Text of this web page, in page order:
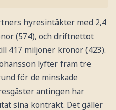
hyresintäkter med 2,4
(574), och driftnettot
417 miljoner kronor (423).
lyfter fram tre
för de minskade
antingen har
sina kontrakt. Det gäller